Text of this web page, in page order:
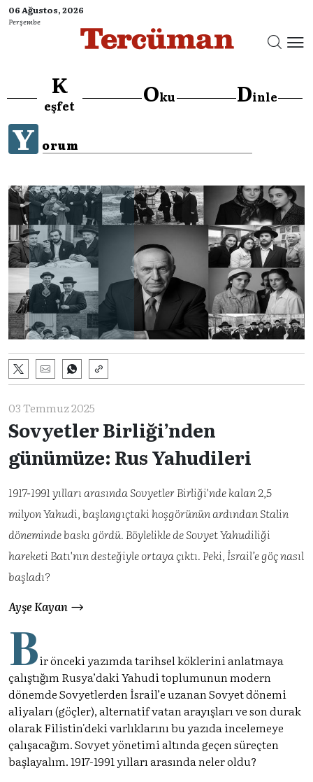
06 Ağustos, 2026
Perşembe
K
eşfet Oku Dinle
Y orum
03 Temmuz 2025
Sovyetler Birliği’nden
günümüze: Rus Yahudileri
1917-1991 yılları arasında Sovyetler Birliği'nde kalan 2,5
milyon Yahudi, başlangıçtaki hoşgörünün ardından Stalin
döneminde baskı gördü. Böylelikle de Sovyet Yahudiliği
hareketi Batı'nın desteğiyle ortaya çıktı. Peki, İsrail’e göç nasıl
başladı?
Ayşe Kayan
Bir önceki yazımda tarihsel köklerini anlatmaya
çalıştığım Rusya’daki Yahudi toplumunun modern
dönemde Sovyetlerden İsrail’e uzanan Sovyet dönemi
aliyaları (göçler), alternatif vatan arayışları ve son durak
olarak Filistin'deki varlıklarını bu yazıda incelemeye
çalışacağım. Sovyet yönetimi altında geçen süreçten
başlayalım. 1917-1991 yılları arasında neler oldu?